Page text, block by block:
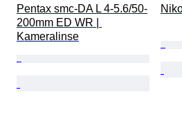
Pentax smc-DA L 4-5.6/50-
200mm ED WR |
Kameralinse